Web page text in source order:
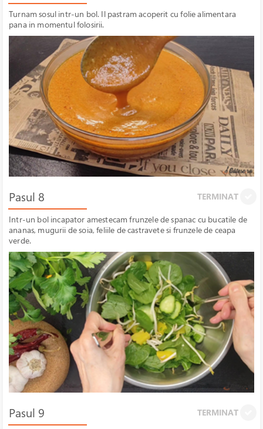
Turnam sosul intr-un bol. Il pastram acoperit cu folie alimentara
pana in momentul folosirii.
Pasul 8 TERMINAT
Intr-un bol incapator amestecam frunzele de spanac cu bucatile de
ananas, mugurii de soia, feliile de castravete si frunzele de ceapa
verde.
Pasul 9 TERMINAT